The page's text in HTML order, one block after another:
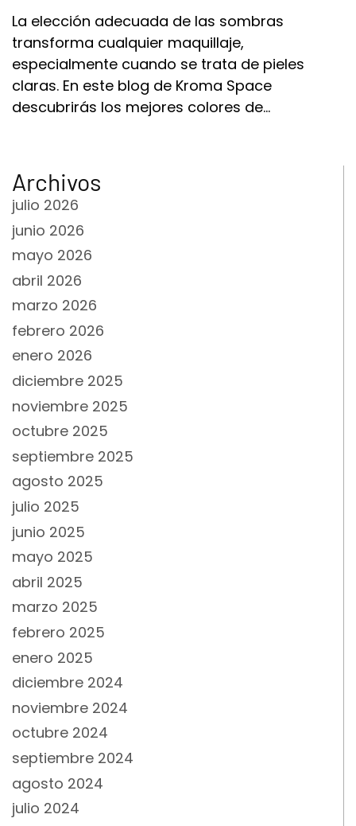
La elección adecuada de las sombras
transforma cualquier maquillaje,
especialmente cuando se trata de pieles
claras. En este blog de Kroma Space
descubrirás los mejores colores de…
Archivos
julio 2026
junio 2026
mayo 2026
abril 2026
marzo 2026
febrero 2026
enero 2026
diciembre 2025
noviembre 2025
octubre 2025
septiembre 2025
agosto 2025
julio 2025
junio 2025
mayo 2025
abril 2025
marzo 2025
febrero 2025
enero 2025
diciembre 2024
noviembre 2024
octubre 2024
septiembre 2024
agosto 2024
julio 2024